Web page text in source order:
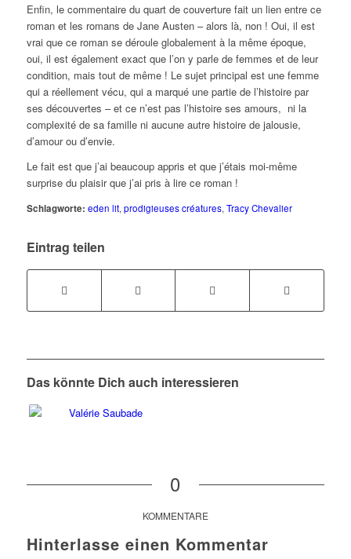
Enfin, le commentaire du quart de couverture fait un lien entre ce
roman et les romans de Jane Austen – alors là, non ! Oui, il est
vrai que ce roman se déroule globalement à la même époque,
oui, il est également exact que l’on y parle de femmes et de leur
condition, mais tout de même ! Le sujet principal est une femme
qui a réellement vécu, qui a marqué une partie de l’histoire par
ses découvertes – et ce n’est pas l’histoire ses amours, ni la
complexité de sa famille ni aucune autre histoire de jalousie,
d’amour ou d’envie.
Le fait est que j’ai beaucoup appris et que j’étais moi-même
surprise du plaisir que j’ai pris à lire ce roman !
Schlagworte: eden lit, prodigieuses créatures, Tracy Chevalier
Eintrag teilen
Das könnte Dich auch interessieren
0
KOMMENTARE
Hinterlasse einen Kommentar